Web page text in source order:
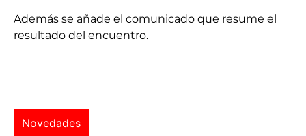
Además se añade el comunicado que resume el
resultado del encuentro.
Novedades